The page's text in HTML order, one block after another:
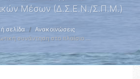
Μέσων (Δ.Σ.Ε.Ν./Σ.Π.Μ.)
σελίδα
Ανακοινώσεις
συνάντηση στο πλαίσιο …